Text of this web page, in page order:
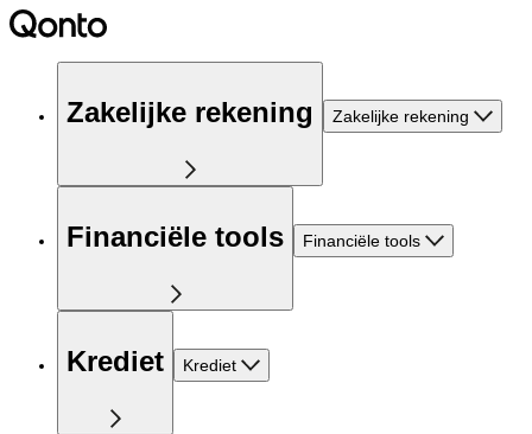
Zakelijke rekening Zakelijke rekening
Financiële tools Financiële tools
Krediet Krediet